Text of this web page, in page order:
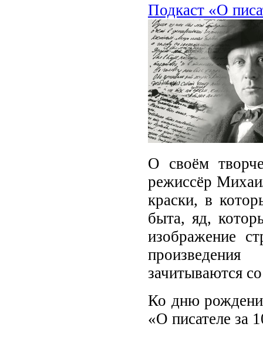
Подкаст «О
О своём
режиссёр
краски, в
быта, яд,
изображение
зачитываются
Ко дню
«О писателе за